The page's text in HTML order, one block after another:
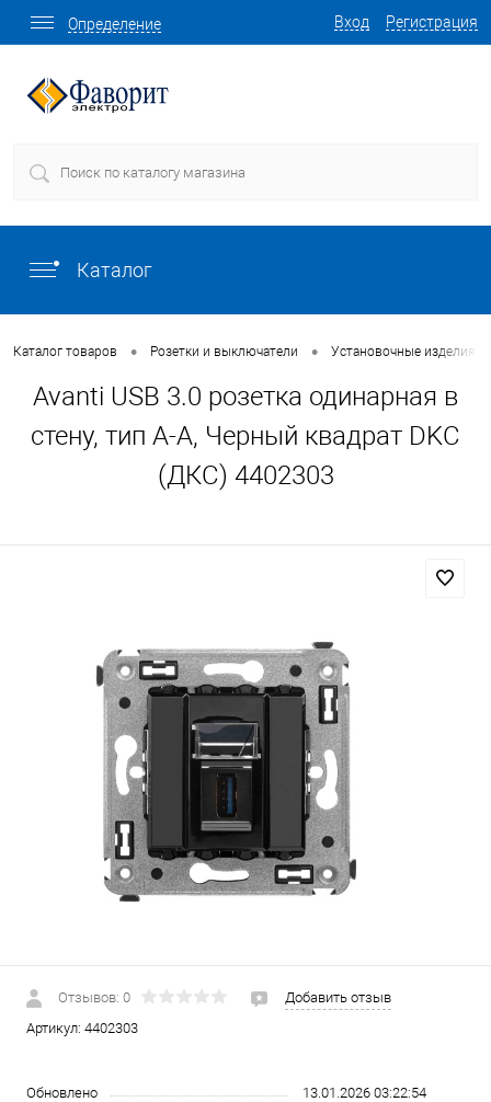
Вход Регистрация
Определение
Каталог
Каталог товаров • Розетки и выключатели • Установочные изделия
Avanti USB 3.0 розетка одинарная в
стену, тип А-А, Черный квадрат DKC
(ДКС) 4402303
Отзывов: 0
Добавить отзыв
Артикул: 4402303
Обновлено 13.01.2026 03:22:54